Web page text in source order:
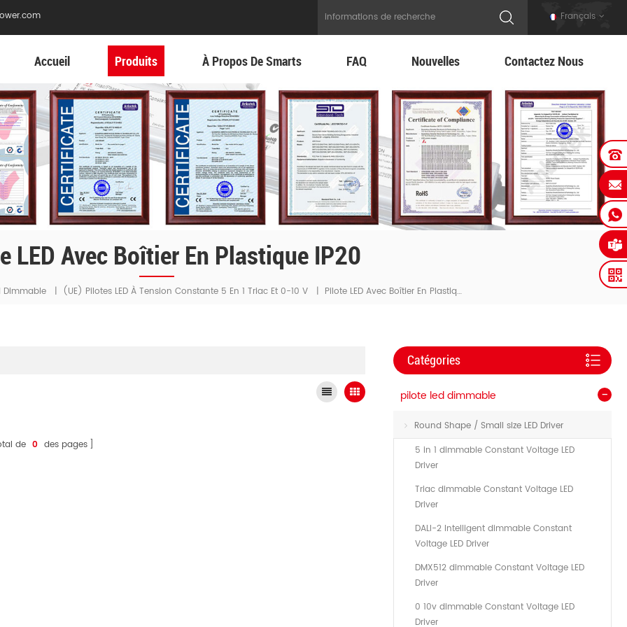
Français
Accueil Produits À Propos De Smarts FAQ Nouvelles Contactez Nous
LED Avec Boîtier En Plastique IP20
Dimmable | (UE) Pilotes LED À Tension Constante 5 En 1 Triac Et 0-10 V | Pilote LED Avec Boîtier En Plastique IP20
Catégories
pilote led dimmable
Round Shape / Small size LED Driver
5 in 1 dimmable Constant Voltage LED
Driver
Triac dimmable Constant Voltage LED
Driver
DALI-2 Intelligent dimmable Constant
Voltage LED Driver
DMX512 dimmable Constant Voltage LED
Driver
0 10v dimmable Constant Voltage LED
Driver
de 0 des pages